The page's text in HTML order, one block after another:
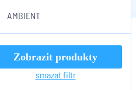
AMBIENT
Zobrazit produkty
smazat filtr